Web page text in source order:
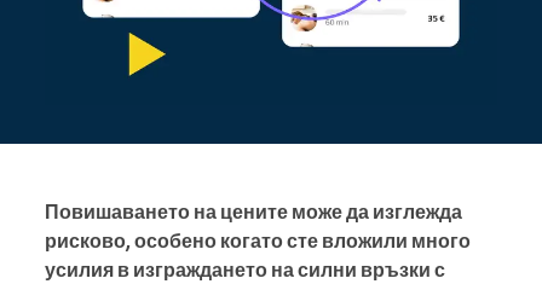
Повишаването на цените може да изглежда
рисково, особено когато сте вложили много
усилия в изграждането на силни връзки с